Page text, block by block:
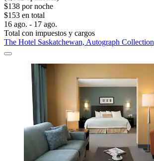
$138 por noche
$153 en total
16 ago. - 17 ago.
Total con impuestos y cargos
The Hotel Saskatchewan, Autograph Collection